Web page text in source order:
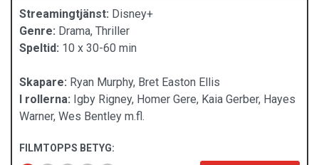
Streamingtjänst: Disney+
Genre: Drama, Thriller
Speltid: 10 x 30-60 min
Skapare: Ryan Murphy, Bret Easton Ellis
I rollerna: Igby Rigney, Homer Gere, Kaia Gerber, Hayes
Warner, Wes Bentley m.fl.
FILMTOPPS BETYG: